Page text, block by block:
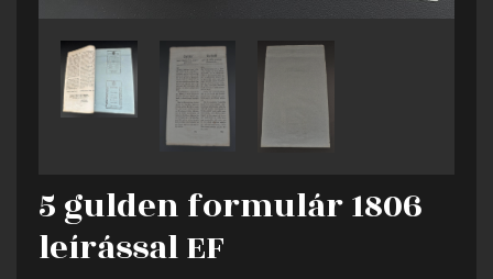
5 gulden formulár 1806
leírással EF